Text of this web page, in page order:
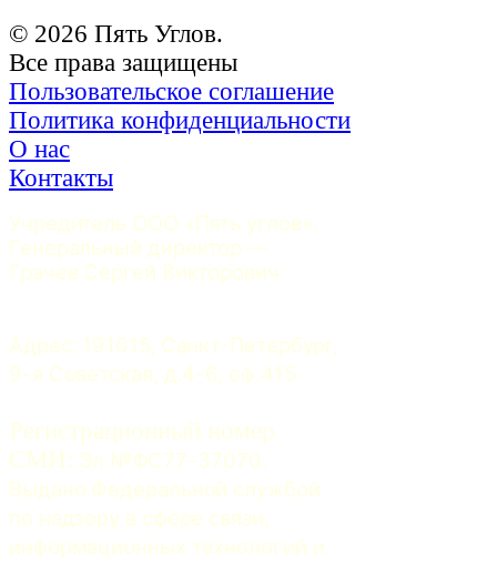
© 2026 Пять Углов.
Все права защищены
Пользовательское соглашение
Политика конфиденциальности
О нас
Контакты
Учредитель ООО «Пять углов».
Генеральный директор —
Грачев Сергей Викторович
Адрес: 191015, Санкт-Петербург,
9-я Советская, д.4-6, оф.415
Регистрационный номер
СМИ: Эл №ФС77-37070.
Выдано Федеральной службой
по надзору в сфере связи,
информационных технологий и